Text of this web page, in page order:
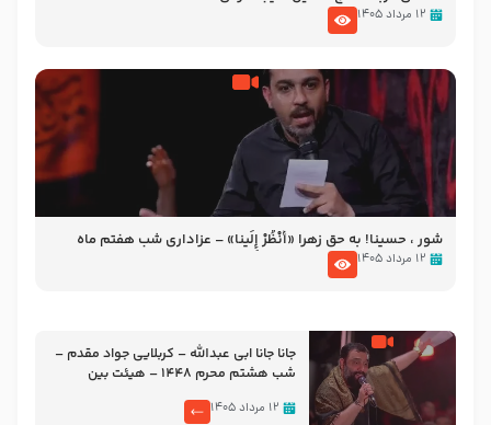
۱۲ مرداد ۱۴۰۵
شور ، حسینا! به‌ حق زهرا «أُنْظُرْ إِلَینا» – عزاداری شب هفتم ماه
محرّم 1405
۱۲ مرداد ۱۴۰۵
جانا جانا ابی عبدالله – کربلایی جواد مقدم –
شب هشتم محرم 1448 – هیئت بین
۱۲ مرداد ۱۴۰۵